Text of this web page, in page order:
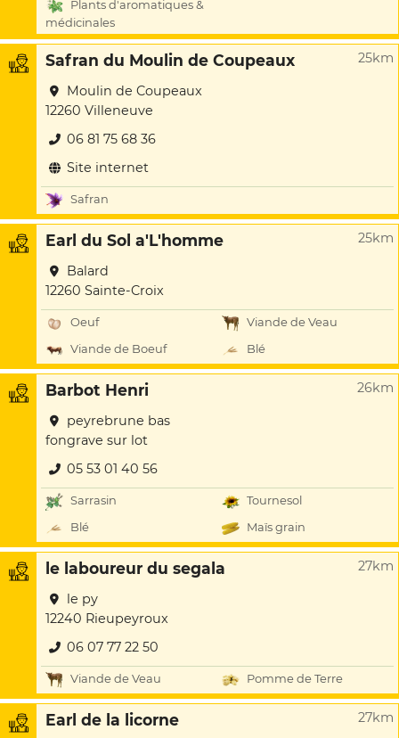
Plants d'aromatiques &
médicinales
Safran du Moulin de Coupeaux 25km
Moulin de Coupeaux
12260 Villeneuve
06 81 75 68 36
Site internet
Safran
Earl du Sol a'L'homme 25km
Balard
12260 Sainte-Croix
Oeuf
Viande de Veau
Viande de Boeuf
Blé
Barbot Henri 26km
peyrebrune bas
fongrave sur lot
05 53 01 40 56
Sarrasin
Tournesol
Blé
Maïs grain
le laboureur du segala 27km
le py
12240 Rieupeyroux
06 07 77 22 50
Viande de Veau Pomme de Terre
Earl de la licorne 27km